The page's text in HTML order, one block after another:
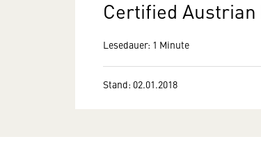
Certified
Lesedauer: 1 Minute
Stand: 02.01.2018